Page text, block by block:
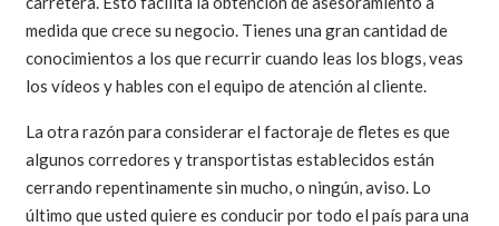
medida que crece su negocio. Tienes una gran cantidad de
conocimientos a los que recurrir cuando leas los blogs, veas
los vídeos y hables con el equipo de atención al cliente.
La otra razón para considerar el factoraje de fletes es que
algunos corredores y transportistas establecidos están
cerrando repentinamente sin mucho, o ningún, aviso. Lo
último que usted quiere es conducir por todo el país para una